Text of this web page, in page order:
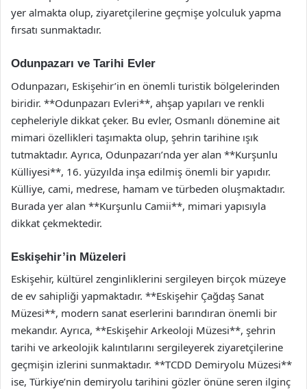
yer almakta olup, ziyaretçilerine geçmişe yolculuk yapma
fırsatı sunmaktadır.
Odunpazarı ve Tarihi Evler
Odunpazarı, Eskişehir’in en önemli turistik bölgelerinden
biridir. **Odunpazarı Evleri**, ahşap yapıları ve renkli
cepheleriyle dikkat çeker. Bu evler, Osmanlı dönemine ait
mimari özellikleri taşımakta olup, şehrin tarihine ışık
tutmaktadır. Ayrıca, Odunpazarı’nda yer alan **Kurşunlu
Külliyesi**, 16. yüzyılda inşa edilmiş önemli bir yapıdır.
Külliye, cami, medrese, hamam ve türbeden oluşmaktadır.
Burada yer alan **Kurşunlu Camii**, mimari yapısıyla
dikkat çekmektedir.
Eskişehir’in Müzeleri
Eskişehir, kültürel zenginliklerini sergileyen birçok müzeye
de ev sahipliği yapmaktadır. **Eskişehir Çağdaş Sanat
Müzesi**, modern sanat eserlerini barındıran önemli bir
mekandır. Ayrıca, **Eskişehir Arkeoloji Müzesi**, şehrin
tarihi ve arkeolojik kalıntılarını sergileyerek ziyaretçilerine
geçmişin izlerini sunmaktadır. **TCDD Demiryolu Müzesi**
ise, Türkiye’nin demiryolu tarihini gözler önüne seren ilginç